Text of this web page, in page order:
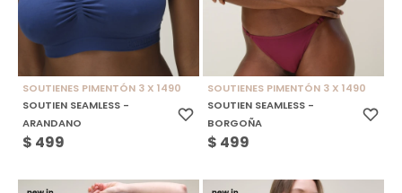
SOUTIENES PIMENTÓN 3 X 1490
SOUTIEN SEAMLESS -
ARANDANO
$ 499
SOUTIENES PIMENTÓN 3 X 1490
SOUTIEN SEAMLESS -
BORGOÑA
$ 499